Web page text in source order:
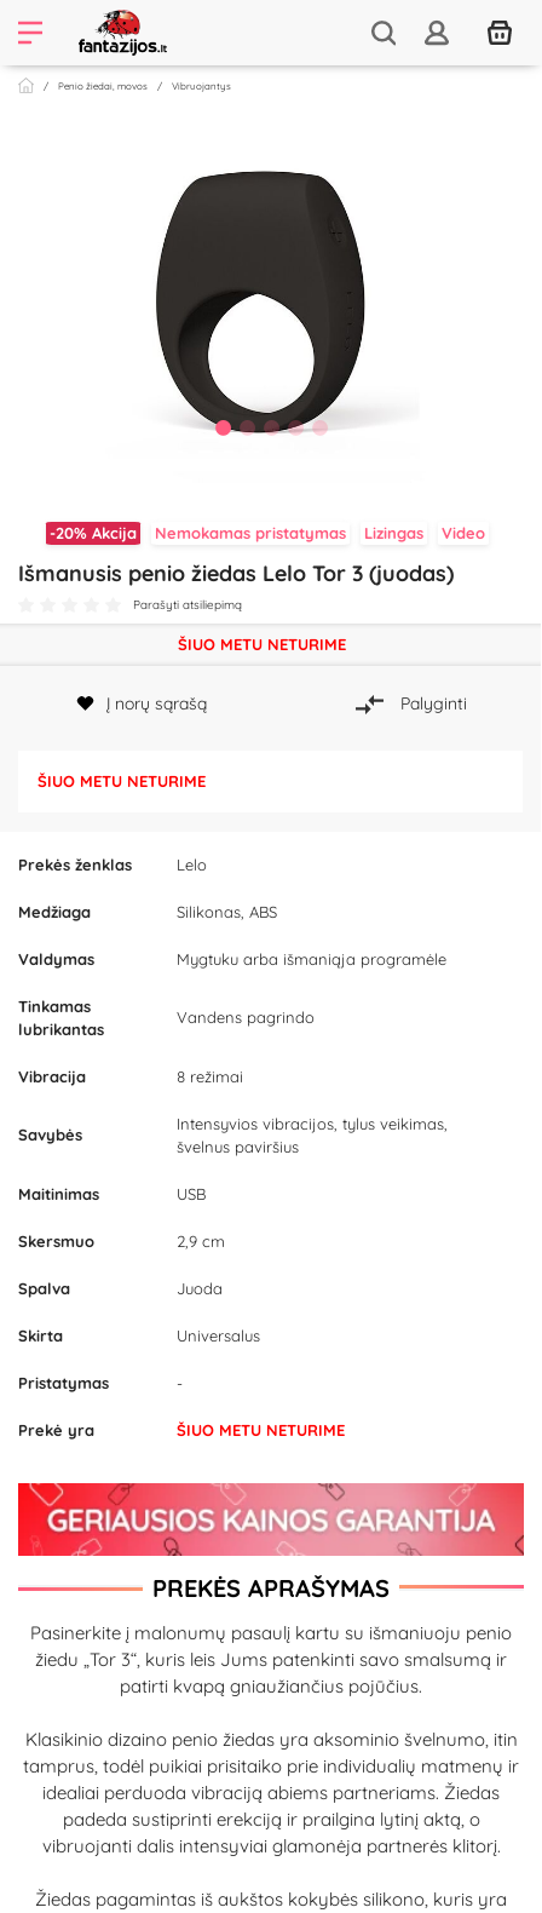
Penio žiedai, movos Vibruojantys
-20% Akcija Nemokamas pristatymas Lizingas Video
Išmanusis penio žiedas Lelo Tor 3 (juodas)
Parašyti atsiliepimą
Prekės ženklas Lelo
Medžiaga Silikonas, ABS
Valdymas Mygtuku arba išmaniąja programėle
Tinkamas
lubrikantas
Vandens pagrindo
Vibracija 8 režimai
Savybės
Intensyvios vibracijos, tylus veikimas,
švelnus paviršius
Maitinimas USB
Skersmuo 2,9 cm
Spalva Juoda
Skirta Universalus
Pristatymas -
Prekė yra ŠIUO METU NETURIME
ŠIUO METU NETURIME
Į norų sąrašą Palyginti
ŠIUO METU NETURIME
PREKĖS APRAŠYMAS
Pasinerkite į malonumų pasaulį kartu su išmaniuoju penio
žiedu „Tor 3“, kuris leis Jums patenkinti savo smalsumą ir
patirti kvapą gniaužiančius pojūčius.
Klasikinio dizaino penio žiedas yra aksominio švelnumo, itin
tamprus, todėl puikiai prisitaiko prie individualių matmenų ir
idealiai perduoda vibraciją abiems partneriams. Žiedas
padeda sustiprinti erekciją ir prailgina lytinį aktą, o
vibruojanti dalis intensyviai glamonėja partnerės klitorį.
Žiedas pagamintas iš aukštos kokybės silikono, kuris yra